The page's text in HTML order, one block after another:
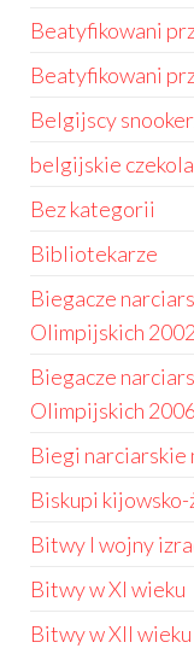
Beatyfikowani
Beatyfikowani
Belgijscy
belgijskie
Bez kategorii
Bibliotekarze
Biegacze
Olimpijskich 2002
Biegacze
Olimpijskich 2006
Biegi narciarskie
Biskupi
Bitwy I wojny
Bitwy w XI wieku
Bitwy w XII wieku